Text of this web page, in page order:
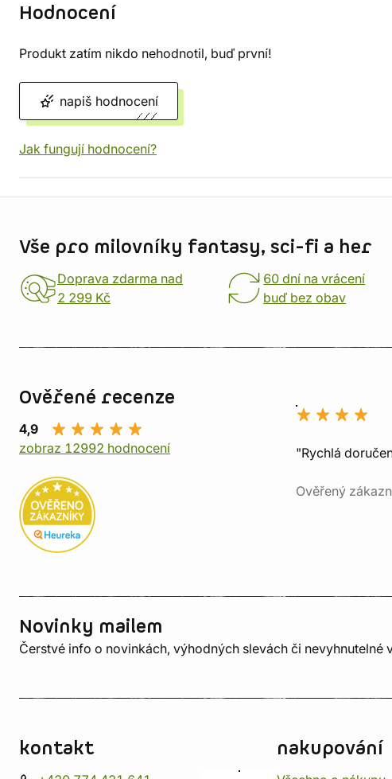
Hodnocení
Produkt zatím nikdo nehodnotil, buď první!
napiš hodnocení
Jak fungují hodnocení?
Vše pro milovníky fantasy, sci-fi a her
Doprava zdarma nad
2 299 Kč
60 dní na vrácení
buď bez obav
Ověřené recenze
4,9
zobraz 12992 hodnocení
"Rychlá
Ověřený
Novinky mailem
Čerstvé info o novinkách, výhodných slevách či nevyhnutelné
kontakt nakupování